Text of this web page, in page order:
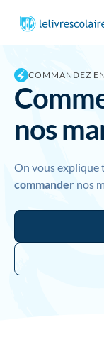
COMMANDEZ
nos
On vous explique
commander nos